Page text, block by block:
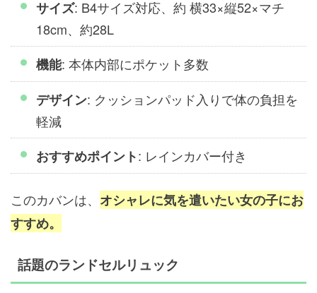
サイズ: B4サイズ対応、約 横33×縦52×マチ
18cm、約28L
機能: 本体内部にポケット多数
デザイン: クッションパッド入りで体の負担を
軽減
おすすめポイント: レインカバー付き
このカバンは、 オシャレに気を遣いたい女の子にお
すすめ。
話題のランドセルリュック